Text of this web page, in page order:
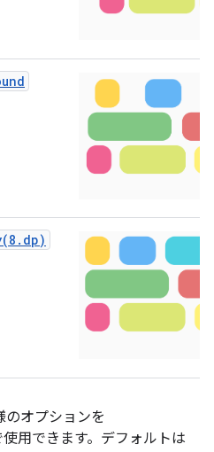
のオプションを
使用できます。デフォルトは